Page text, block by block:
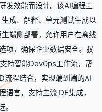
发效能而设计。该AI编程工
成、解释、单元测试生成以
端侧部署，允许用户在离线
项，确保企业数据安全。驭
持智能DevOps工作流，帮
流程结合，实现端到端的AI
语言，支持主流IDE集成，